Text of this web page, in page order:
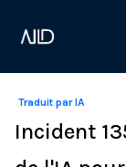
Traduit par IA
Incident